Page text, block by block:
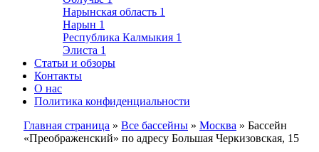
Нарынская область 1
Нарын 1
Республика Калмыкия 1
Элиста 1
Статьи и обзоры
Контакты
О нас
Политика конфиденциальности
Главная страница » Все бассейны » Москва » Бассейн
«Преображенский» по адресу Большая Черкизовская, 15